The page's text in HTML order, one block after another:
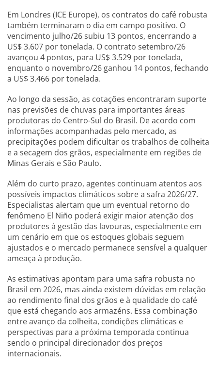
Em Londres (ICE Europe), os contratos do café robusta
também terminaram o dia em campo positivo. O
vencimento julho/26 subiu 13 pontos, encerrando a
US$ 3.607 por tonelada. O contrato setembro/26
avançou 4 pontos, para US$ 3.529 por tonelada,
enquanto o novembro/26 ganhou 14 pontos, fechando
a US$ 3.466 por tonelada.
Ao longo da sessão, as cotações encontraram suporte
nas previsões de chuvas para importantes áreas
produtoras do Centro-Sul do Brasil. De acordo com
informações acompanhadas pelo mercado, as
precipitações podem dificultar os trabalhos de colheita
e a secagem dos grãos, especialmente em regiões de
Minas Gerais e São Paulo.
Além do curto prazo, agentes continuam atentos aos
possíveis impactos climáticos sobre a safra 2026/27.
Especialistas alertam que um eventual retorno do
fenômeno El Niño poderá exigir maior atenção dos
produtores à gestão das lavouras, especialmente em
um cenário em que os estoques globais seguem
ajustados e o mercado permanece sensível a qualquer
ameaça à produção.
As estimativas apontam para uma safra robusta no
Brasil em 2026, mas ainda existem dúvidas em relação
ao rendimento final dos grãos e à qualidade do café
que está chegando aos armazéns. Essa combinação
entre avanço da colheita, condições climáticas e
perspectivas para a próxima temporada continua
sendo o principal direcionador dos preços
internacionais.